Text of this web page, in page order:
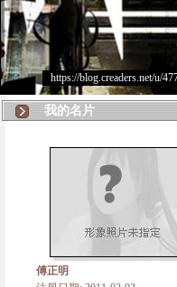
https://blog.creaders.net/u/
我的名片
傅正明